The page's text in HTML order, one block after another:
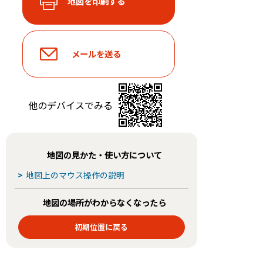
他のデバイスでみる
地図の見かた・使い方について
> 地図上のマウス操作の説明
地図の場所がわからなくなったら